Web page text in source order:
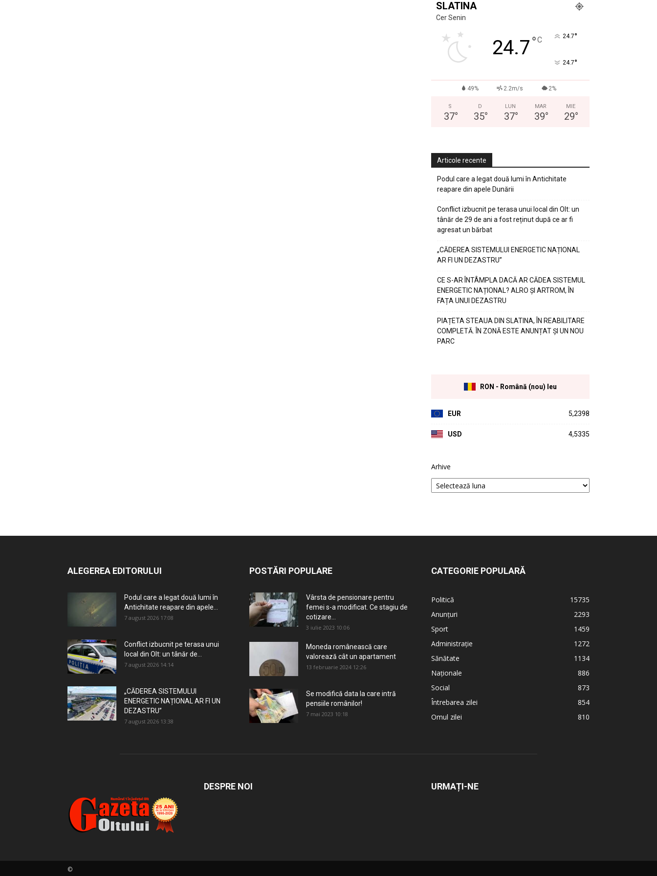
SLATINA
Cer Senin
24.7°C 24.7°
24.7°
49% 2.2m/s 2%
S
37°
D
35°
LUN
37°
MAR
39°
MIE
29°
Articole recente
Podul care a legat două lumi în Antichitate
reapare din apele Dunării
Conflict izbucnit pe terasa unui local din Olt: un
tânăr de 29 de ani a fost reținut după ce ar fi
agresat un bărbat
„CĂDEREA SISTEMULUI ENERGETIC NAȚIONAL
AR FI UN DEZASTRU”
CE S-AR ÎNTÂMPLA DACĂ AR CĂDEA SISTEMUL
ENERGETIC NAȚIONAL? ALRO ȘI ARTROM, ÎN
FAȚA UNUI DEZASTRU
PIAȚETA STEAUA DIN SLATINA, ÎN REABILITARE
COMPLETĂ. ÎN ZONĂ ESTE ANUNȚAT ȘI UN NOU
PARC
RON - Română (nou) leu
EUR 5,2398
USD 4,5335
Arhive
ALEGEREA EDITORULUI
Podul care a legat două lumi în
Antichitate reapare din apele...
7 august 2026 17:08
Conflict izbucnit pe terasa unui
local din Olt: un tânăr de...
7 august 2026 14:14
„CĂDEREA SISTEMULUI
ENERGETIC NAȚIONAL AR FI UN
DEZASTRU”
7 august 2026 13:38
POSTĂRI POPULARE
Vârsta de pensionare pentru
femei s-a modificat. Ce stagiu de
cotizare...
3 iulie 2023 10:06
Moneda românească care
valorează cât un apartament
13 februarie 2024 12:26
Se modifică data la care intră
pensiile românilor!
7 mai 2023 10:18
CATEGORIE POPULARĂ
Politică
15735
Anunțuri
2293
Sport
1459
Administrație
1272
Sănătate
1134
Naționale
886
Social
873
Întrebarea zilei
854
Omul zilei
810
DESPRE NOI URMAȚI-NE
©